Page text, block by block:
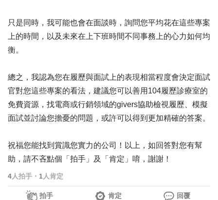
只是同時，我可能也會在面談時，詢問您平均花在這些專案
上的時間，以及未來在上下班時間不同事務上的心力如何均
衡。
總之，我認為您在履歷與面試上的表現相當程度會決定面試
官對您這些專案的看法，建議您可以善用104履歷診療室的
免費資源，找電商或行銷領域的givers協助檢視履歷、模擬
面試並討論您擔憂的問題，或許可以得到更加精確的答案。
祝福您能找到賞識您實力的公司！以上，如回答對您有幫
助，請不吝點個「拍手」及「肯定」唷，謝謝！
4人拍手 ・ 1 人肯定
拍手 肯定 回覆